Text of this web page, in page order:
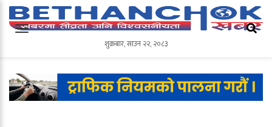
शुक्रबार,साउन २२,२०८३
शुक्रबार,साउन २२, २०८३